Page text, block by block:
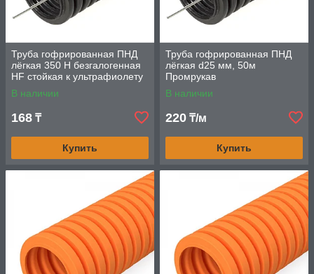
Труба гофрированная ПНД
лёгкая 350 Н безгалогенная
HF стойкая к ультрафиолету
черная с/з d20 мм
100м/4800м
В наличии
168 ₸
Купить
Труба гофрированная ПНД
лёгкая d25 мм, 50м
Промрукав
В наличии
220 ₸/м
Купить